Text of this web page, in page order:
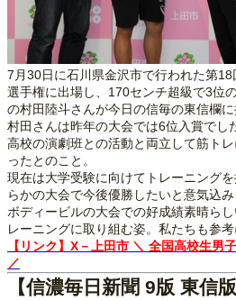
7月30日に石川県金沢市で行われた第
選手権に出場し、170センチ超級で3位
の村田陸斗さんが今日の信毎の東信欄に
村田さんは昨年の大会では6位入賞でし
高校の演劇班との活動と両立して筋ト
ったとのこと。
現在は大学受験に向けてトレーニング
らかの大会で今後優勝したいと意気込み
ボディービルの大会での好成績素晴ら
レーニングに取り組む姿。私たちも参
【リンク】X－上田市 ＼ 全国高校生男
／
【信濃毎日新聞 9版 東信版